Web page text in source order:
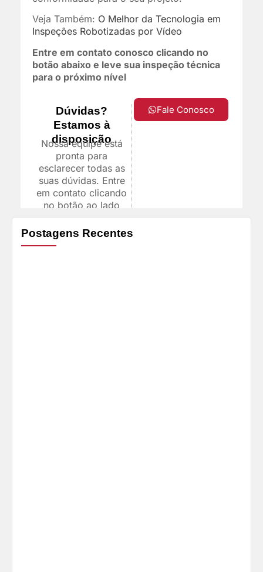
Veja Também: O Melhor da Tecnologia em
Inspeções Robotizadas por Vídeo
Entre em contato conosco clicando no
botão abaixo e leve sua inspeção técnica
para o próximo nível
Dúvidas?
Estamos à
disposição
Nossa equipe está
pronta para
esclarecer todas as
suas dúvidas. Entre
em contato clicando
no botão ao lado
Fale Conosco
Postagens Recentes